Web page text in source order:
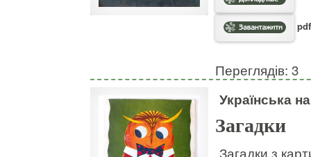
Переглядів: 3
Українська
Загадки
Загадки з